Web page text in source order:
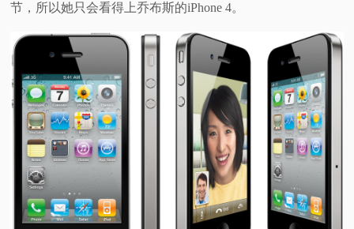
节，所以她只会看得上乔布斯的iPhone 4。